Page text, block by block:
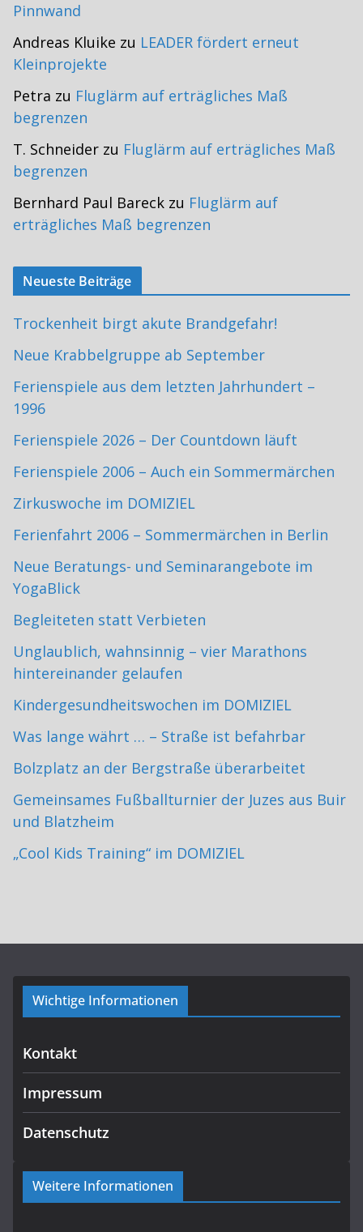
Pinnwand
Andreas Kluike zu LEADER fördert erneut
Kleinprojekte
Petra zu Fluglärm auf erträgliches Maß
begrenzen
T. Schneider zu Fluglärm auf erträgliches Maß
begrenzen
Bernhard Paul Bareck zu Fluglärm auf
erträgliches Maß begrenzen
Neueste Beiträge
Trockenheit birgt akute Brandgefahr!
Neue Krabbelgruppe ab September
Ferienspiele aus dem letzten Jahrhundert –
1996
Ferienspiele 2026 – Der Countdown läuft
Ferienspiele 2006 – Auch ein Sommermärchen
Zirkuswoche im DOMIZIEL
Ferienfahrt 2006 – Sommermärchen in Berlin
Neue Beratungs- und Seminarangebote im
YogaBlick
Begleiteten statt Verbieten
Unglaublich, wahnsinnig – vier Marathons
hintereinander gelaufen
Kindergesundheitswochen im DOMIZIEL
Was lange währt … – Straße ist befahrbar
Bolzplatz an der Bergstraße überarbeitet
Gemeinsames Fußballturnier der Juzes aus Buir
und Blatzheim
„Cool Kids Training“ im DOMIZIEL
Wichtige Informationen
Kontakt
Impressum
Datenschutz
Weitere Informationen